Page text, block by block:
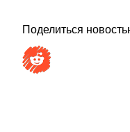
Поделиться